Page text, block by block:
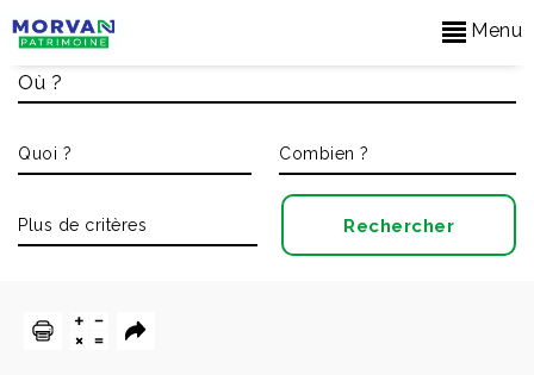
Menu